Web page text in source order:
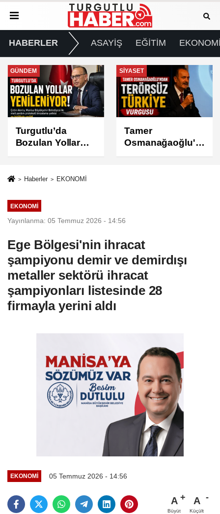
HABERLER ASAYİŞ EĞİTİM
GÜNDEM
Turgutlu’da
Bozulan Yollar
İçin
Destek
SİYASET
Tamer
Osmanağaoğlu'n
dan “Terörsüz
Haberler EKONOMİ
EKONOMİ
Yayınlanma: 05 Temmuz 2026 - 14:56
Ege Bölgesi'nin ihracat
şampiyonu demir ve demirdışı
metaller sektörü ihracat
şampiyonları listesinde 28
firmayla yerini aldı
EKONOMİ 05 Temmuz 2026 - 14:56
A
Büyüt
A
Küçült